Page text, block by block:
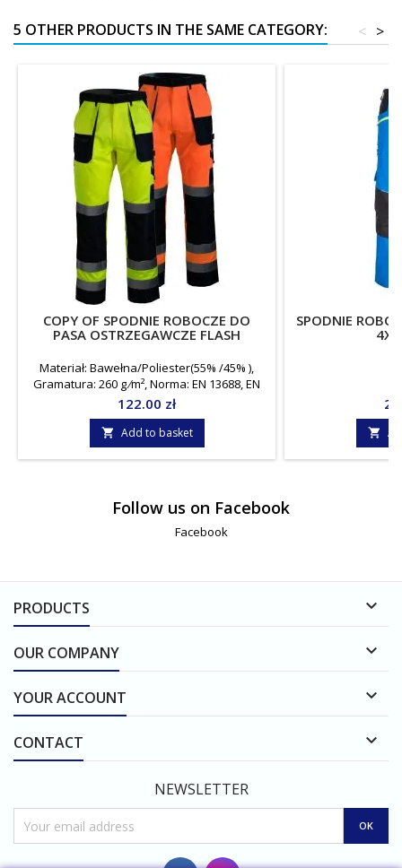
5 OTHER PRODUCTS IN THE SAME CATEGORY: >
<
COPY OF SPODNIE ROBOCZE DO
PASA OSTRZEGAWCZE FLASH
Materiał: Bawełna/Poliester(55% /45% ),
Gramatura: 260 g ⁄m², Norma: EN 13688, EN
ISO 20471:2013, Jednostka miary: para
Price
122.00 zł
 Add to basket
SPODNIE

Follow us on Facebook
Facebook
PRODUCTS 
OUR COMPANY 
YOUR ACCOUNT 
CONTACT 
NEWSLETTER